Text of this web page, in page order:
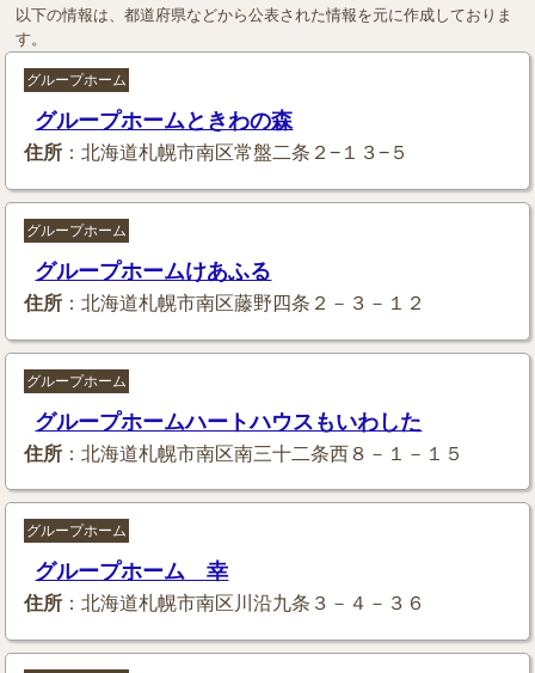
以下の情報は、都道府県などから公表された情報を元に作成しておりま
す。
グループホーム
グループホームときわの森
住所 ：北海道札幌市南区常盤二条２−１３−５
グループホーム
グループホームけあふる
住所 ：北海道札幌市南区藤野四条２－３－１２
グループホーム
グループホームハートハウスもいわした
住所 ：北海道札幌市南区南三十二条西８－１－１５
グループホーム
グループホーム 幸
住所 ：北海道札幌市南区川沿九条３－４－３６